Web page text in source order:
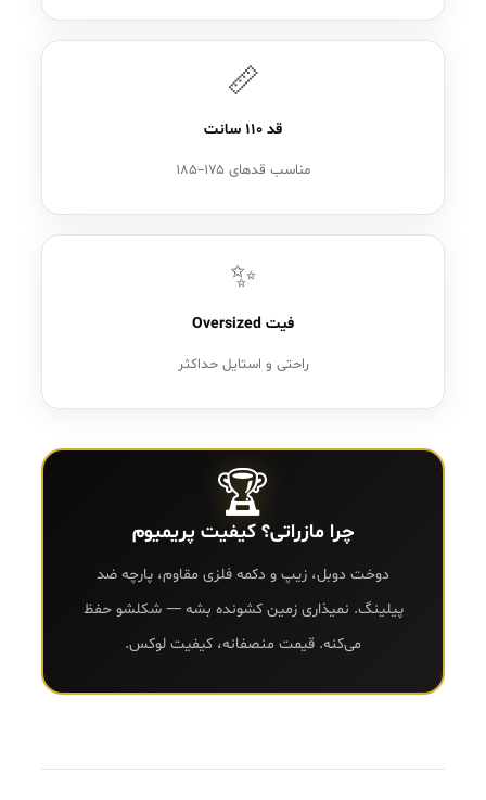
📏
قد ۱۱۰ سانت
مناسب قدهای ۱۷۵–۱۸۵
✨
فیت Oversized
راحتی و استایل حداکثر
🏆
چرا مازراتی؟ کیفیت پریمیوم
دوخت دوبل، زیپ و دکمه فلزی مقاوم، پارچه ضد
پیلینگ. نمیذاری زمین کشونده بشه — شکلشو حفظ
می‌کنه. قیمت منصفانه، کیفیت لوکس.